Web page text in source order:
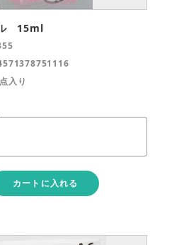
ル 15ml
入り
カートに入れる